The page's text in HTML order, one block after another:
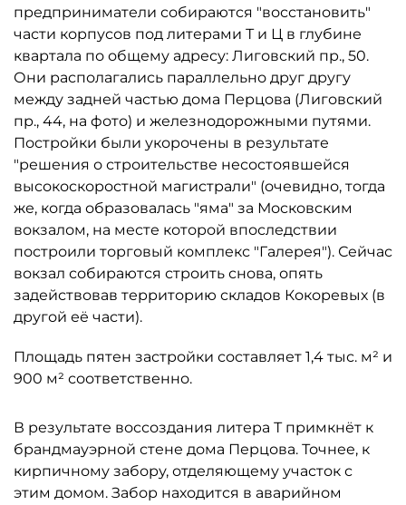
предприниматели собираются "восстановить"
части корпусов под литерами Т и Ц в глубине
квартала по общему адресу: Лиговский пр., 50.
Они располагались параллельно друг другу
между задней частью дома Перцова (Лиговский
пр., 44, на фото) и железнодорожными путями.
Постройки были укорочены в результате
"решения о строительстве несостоявшейся
высокоскоростной магистрали" (очевидно, тогда
же, когда образовалась "яма" за Московским
вокзалом, на месте которой впоследствии
построили торговый комплекс "Галерея"). Сейчас
вокзал собираются строить снова, опять
задействовав территорию складов Кокоревых (в
другой её части).
Площадь пятен застройки составляет 1,4 тыс. м² и
900 м² соответственно.
В результате воссоздания литера Т примкнёт к
брандмауэрной стене дома Перцова. Точнее, к
кирпичному забору, отделяющему участок с
этим домом. Забор находится в аварийном